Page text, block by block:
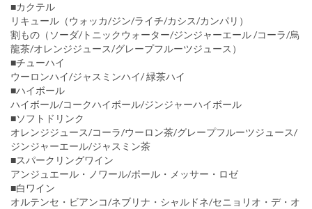
■カクテル
リキュール（ウォッカ/ジン/ライチ/カシス/カンパリ）
割もの（ソーダ/トニックウォーター/ジンジャーエール /コーラ/烏
龍茶/オレンジジュース/グレープフルーツジュース）
■チューハイ
ウーロンハイ/ジャスミンハイ/ 緑茶ハイ
■ハイボール
ハイボール/コークハイボール/ジンジャーハイボール
■ソフトドリンク
オレンジジュース/コーラ/ウーロン茶/グレープフルーツジュース/
ジンジャーエール/ジャスミン茶
■スパークリングワイン
アンジュエール・ノワール/ポール・メッサー・ロゼ
■白ワイン
オルテンセ・ビアンコ/ネブリナ・シャルドネ/セニョリオ・デ・オ